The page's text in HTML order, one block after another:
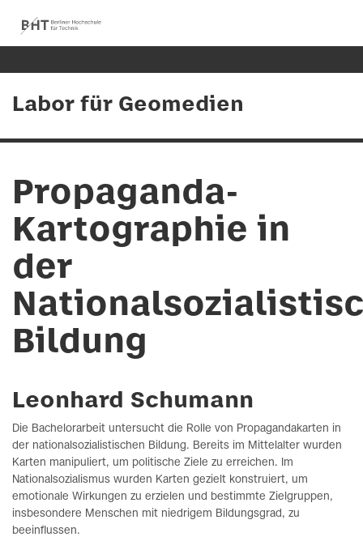
Labor für Geomedien
Propaganda-
Kartographie in
der
Bildung
Leonhard Schumann
Die Bachelorarbeit untersucht die Rolle von Propagandakarten in
der nationalsozialistischen Bildung. Bereits im Mittelalter wurden
Karten manipuliert, um politische Ziele zu erreichen. Im
Nationalsozialismus wurden Karten gezielt konstruiert, um
emotionale Wirkungen zu erzielen und bestimmte Zielgruppen,
insbesondere Menschen mit niedrigem Bildungsgrad, zu
beeinflussen.